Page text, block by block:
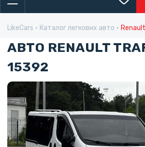
LikeCars Каталог легкових авто
АВТО RENAULT
15392